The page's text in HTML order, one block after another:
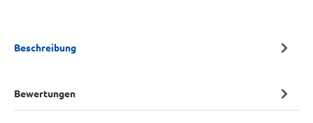
Beschreibung
Bewertungen